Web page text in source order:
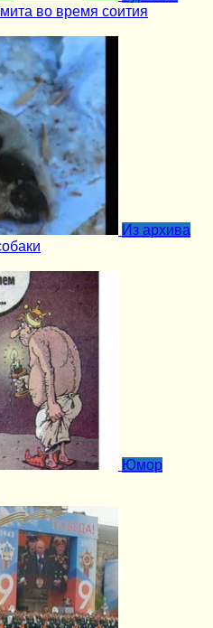
во время соития
Из архива
Юмор